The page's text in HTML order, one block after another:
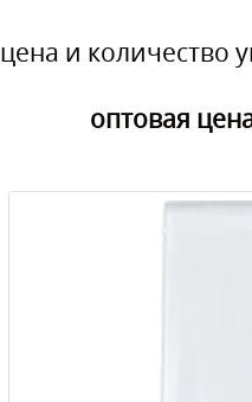
цена и количество
оптовая